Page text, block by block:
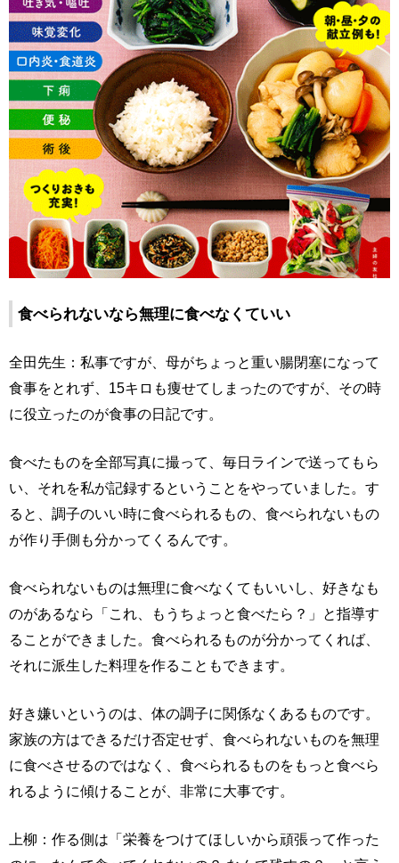
食べられないなら無理に食べなくていい
全田先生：私事ですが、母がちょっと重い腸閉塞になって
食事をとれず、15キロも痩せてしまったのですが、その時
に役立ったのが食事の日記です。
食べたものを全部写真に撮って、毎日ラインで送ってもら
い、それを私が記録するということをやっていました。す
ると、調子のいい時に食べられるもの、食べられないもの
が作り手側も分かってくるんです。
食べられないものは無理に食べなくてもいいし、好きなも
のがあるなら「これ、もうちょっと食べたら？」と指導す
ることができました。食べられるものが分かってくれば、
それに派生した料理を作ることもできます。
好き嫌いというのは、体の調子に関係なくあるものです。
家族の方はできるだけ否定せず、食べられないものを無理
に食べさせるのではなく、食べられるものをもっと食べら
れるように傾けることが、非常に大事です。
上柳：作る側は「栄養をつけてほしいから頑張って作った